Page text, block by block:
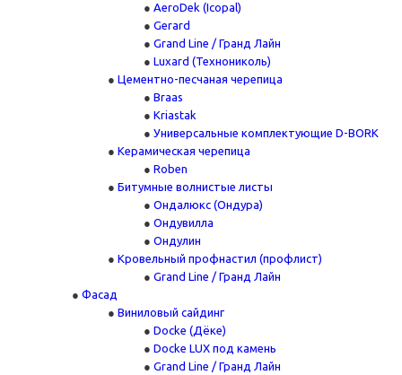
AeroDek (Icopal)
Gerard
Grand Line / Гранд Лайн
Luxard (Технониколь)
Цементно-песчаная черепица
Braas
Kriastak
Универсальные комплектующие D-BORK
Керамическая черепица
Roben
Битумные волнистые листы
Ондалюкс (Ондура)
Ондувилла
Ондулин
Кровельный профнастил (профлист)
Grand Line / Гранд Лайн
Фасад
Виниловый сайдинг
Docke (Дёке)
Docke LUX под камень
Grand Line / Гранд Лайн